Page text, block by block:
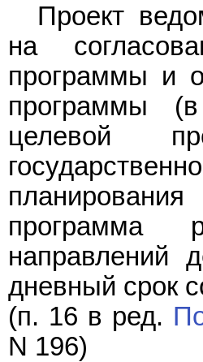
Проект
на
программы и
программы
целевой
программа
направлений
дневный срок
(п. 16 в ред.
N 196)